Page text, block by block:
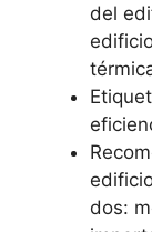
del
dos: